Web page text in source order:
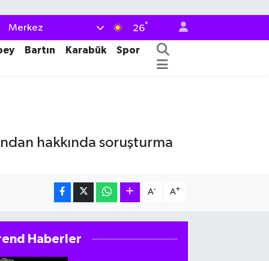
Merkez 26°
Bartın Karabük
Spor
hakkında soruşturma
A- A+
Haberler